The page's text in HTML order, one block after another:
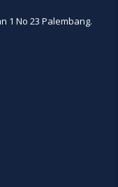
1 No 23 Palembang.